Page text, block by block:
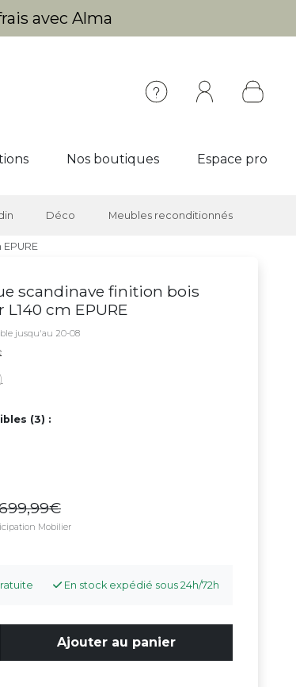
avec Alma
Nos boutiques Espace pro
Déco Meubles reconditionnés
scandinave finition bois
cm EPURE
jusqu'au 20-08
(3) :
Mobilier
En stock expédié sous 24h/72h
Ajouter au panier